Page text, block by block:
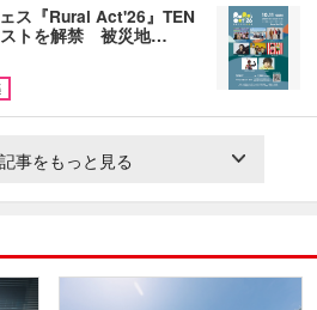
ス『Rural Act'26』TEN
ストを解禁 被災地…
事をもっと見る